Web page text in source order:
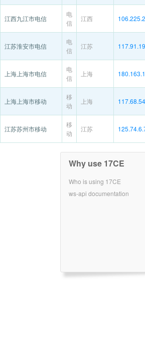
江西九江市电信
电
信
江西
江苏淮安市电信
电
信
江苏
上海上海市电信
电
信
上海
上海上海市移动
移
动
上海
江苏苏州市移动
移
动
江苏
Why use 17CE
Who is using 17CE
ws-api documentation